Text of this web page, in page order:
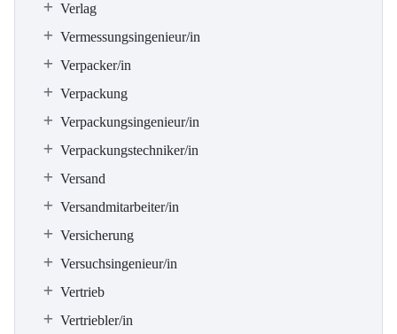
Verlag
Vermessungsingenieur/in
Verpacker/in
Verpackung
Verpackungsingenieur/in
Verpackungstechniker/in
Versand
Versandmitarbeiter/in
Versicherung
Versuchsingenieur/in
Vertrieb
Vertriebler/in